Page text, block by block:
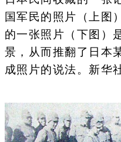
国军民的照片（上图
的一张照片（下图）
景，从而推翻了日本
成照片的说法。新华